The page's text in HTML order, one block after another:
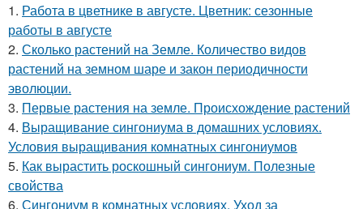
1. Работа в цветнике в августе. Цветник: сезонные
работы в августе
2. Сколько растений на Земле. Количество видов
растений на земном шаре и закон периодичности
эволюции.
3. Первые растения на земле. Происхождение растений
4. Выращивание сингониума в домашних условиях.
Условия выращивания комнатных сингониумов
5. Как вырастить роскошный сингониум. Полезные
свойства
6. Сингониум в комнатных условиях. Уход за